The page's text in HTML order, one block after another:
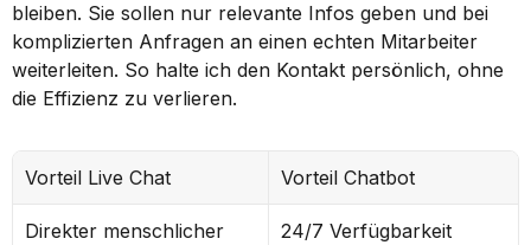
bleiben. Sie sollen nur relevante Infos geben und bei
komplizierten Anfragen an einen echten Mitarbeiter
weiterleiten. So halte ich den Kontakt persönlich, ohne
die Effizienz zu verlieren.
Vorteil Live Chat Vorteil Chatbot
Direkter menschlicher
24/7 Verfügbarkeit